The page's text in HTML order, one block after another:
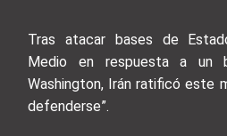
Tras atacar bases de
Medio en respuesta a un
Washington, Irán ratificó este
defenderse”.